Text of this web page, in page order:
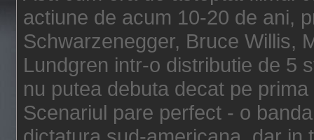
actiune de acum 10-20 de ani,
Schwarzenegger, Bruce Willis,
Lundgren intr-o distributie de 5
nu putea debuta decat pe
Scenariul pare perfect - o